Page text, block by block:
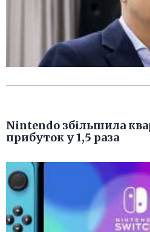
Nintendo збільшила
прибуток у 1,5 раза